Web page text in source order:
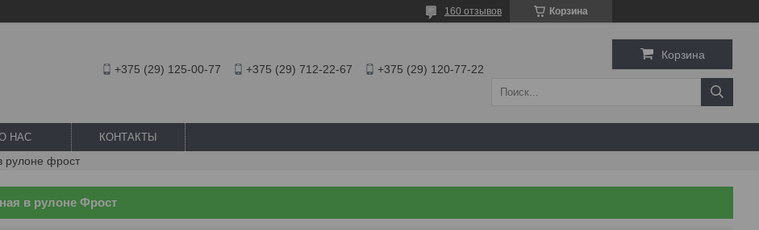
Корзина
160 отзывов
+375 (29) 125-00-77 +375 (29) 712-22-67 +375 (29) 120-77-22
Корзина
НАС КОНТАКТЫ
рулоне фрост
в рулоне Фрост